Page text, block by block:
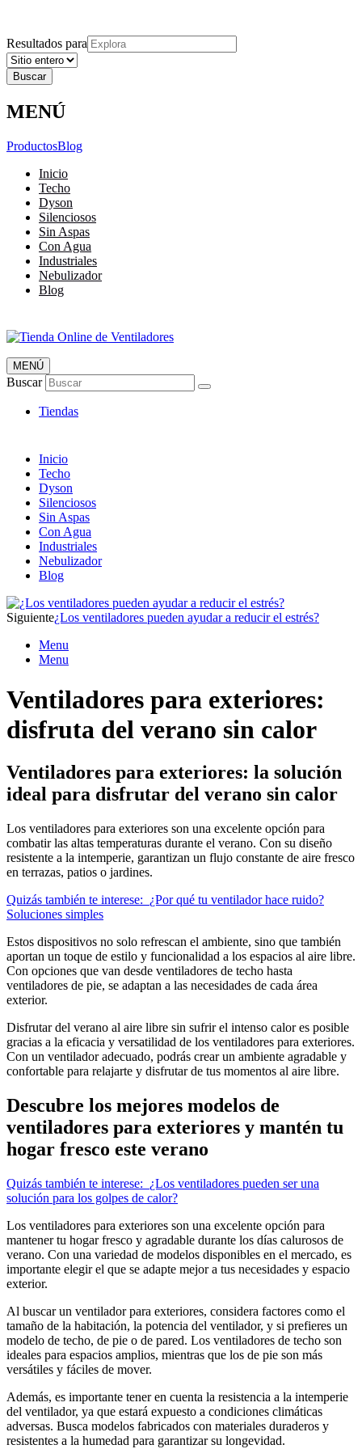
Resultados para
MENÚ
ProductosBlog
Inicio
Techo
Dyson
Silenciosos
Sin Aspas
Con Agua
Industriales
Nebulizador
Blog
Tienda Online de Ventiladores
Super Catálogo de Ofertas
MENÚ
Buscar
Tiendas
Inicio
Techo
Dyson
Silenciosos
Sin Aspas
Con Agua
Industriales
Nebulizador
Blog
Siguiente¿Los ventiladores pueden ayudar a reducir el estrés?
Menu
Menu
Ventiladores para exteriores:
disfruta del verano sin calor
Ventiladores para exteriores: la solución
ideal para disfrutar del verano sin calor
Los ventiladores para exteriores son una excelente opción para
combatir las altas temperaturas durante el verano. Con su diseño
resistente a la intemperie, garantizan un flujo constante de aire fresco
en terrazas, patios o jardines.
Quizás también te interese: ¿Por qué tu ventilador hace ruido?
Soluciones simples
Estos dispositivos no solo refrescan el ambiente, sino que también
aportan un toque de estilo y funcionalidad a los espacios al aire libre.
Con opciones que van desde ventiladores de techo hasta
ventiladores de pie, se adaptan a las necesidades de cada área
exterior.
Disfrutar del verano al aire libre sin sufrir el intenso calor es posible
gracias a la eficacia y versatilidad de los ventiladores para exteriores.
Con un ventilador adecuado, podrás crear un ambiente agradable y
confortable para relajarte y disfrutar de tus momentos al aire libre.
Descubre los mejores modelos de
ventiladores para exteriores y mantén tu
hogar fresco este verano
Quizás también te interese: ¿Los ventiladores pueden ser una
solución para los golpes de calor?
Los ventiladores para exteriores son una excelente opción para
mantener tu hogar fresco y agradable durante los días calurosos de
verano. Con una variedad de modelos disponibles en el mercado, es
importante elegir el que se adapte mejor a tus necesidades y espacio
exterior.
Al buscar un ventilador para exteriores, considera factores como el
tamaño de la habitación, la potencia del ventilador, y si prefieres un
modelo de techo, de pie o de pared. Los ventiladores de techo son
ideales para espacios amplios, mientras que los de pie son más
versátiles y fáciles de mover.
Además, es importante tener en cuenta la resistencia a la intemperie
del ventilador, ya que estará expuesto a condiciones climáticas
adversas. Busca modelos fabricados con materiales duraderos y
resistentes a la humedad para garantizar su longevidad.